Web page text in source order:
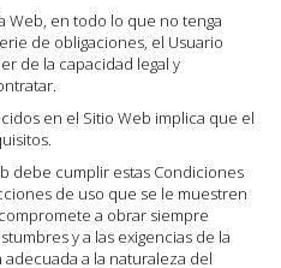
Web, en todo lo que no tenga
de obligaciones, el Usuario
de la capacidad legal y
en el Sitio Web implica que el
debe cumplir estas Condiciones
de uso que se le muestren
a obrar siempre
y a las exigencias de la
a la naturaleza del